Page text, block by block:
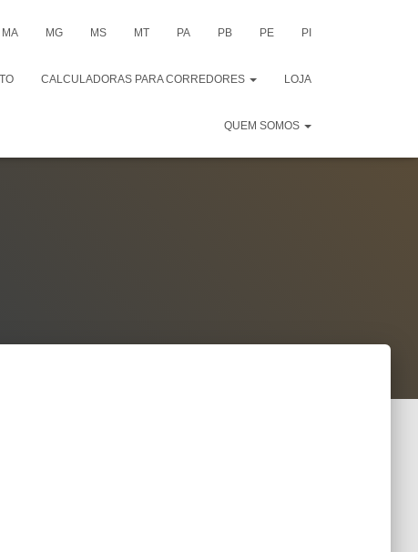
MA MG MS MT PA PB PE PI
TO CALCULADORAS PARA CORREDORES LOJA
QUEM SOMOS